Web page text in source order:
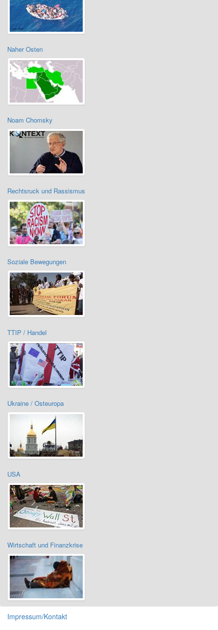
Naher Osten
Noam Chomsky
Rechtsruck und Rassismus
Soziale Bewegungen
TTIP / Handel
Ukraine / Osteuropa
USA
Wirtschaft und Finanzkrise
Impressum/Kontakt